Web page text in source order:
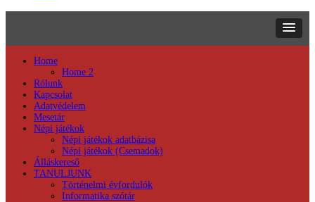
Home
Home 2
Rólunk
Kapcsolat
Adatvédelem
Mesetár
Népi játékok
Népi játékok adatbázisa
Népi játékok (Csemadok)
Álláskereső
TANULJUNK
Történelmi évfordulók
Informatika szótár